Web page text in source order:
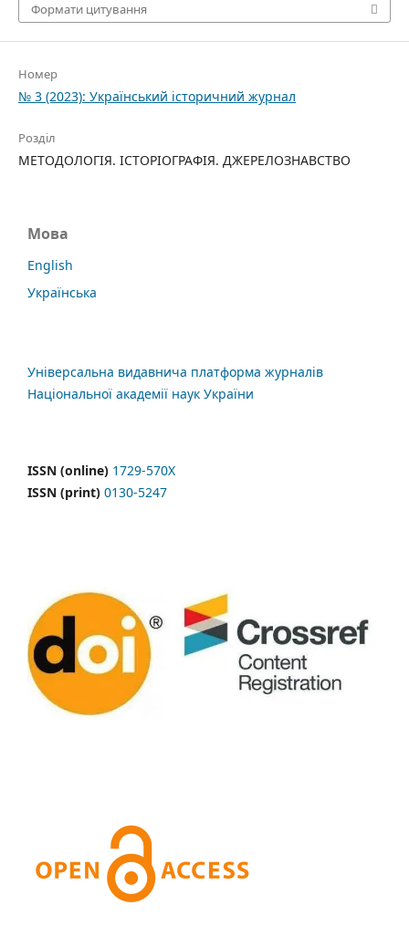
Формати цитування
Номер
№ 3 (2023): Український історичний журнал
Розділ
МЕТОДОЛОГІЯ. ІСТОРІОГРАФІЯ. ДЖЕРЕЛОЗНАВСТВО
Мова
English
Українська
Універсальна видавнича платформа журналів
Національної академії наук України
ISSN (online) 1729-570X
ISSN (print) 0130-5247